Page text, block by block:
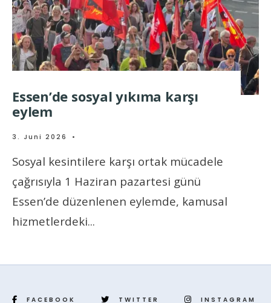
Essen’de sosyal yıkıma karşı
eylem
3. Juni 2026 •
Sosyal kesintilere karşı ortak mücadele
çağrısıyla 1 Haziran pazartesi günü
Essen’de düzenlenen eylemde, kamusal
hizmetlerdeki...
FACEBOOK TWITTER INSTAGRAM